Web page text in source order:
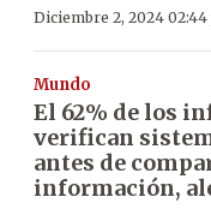
Diciembre 2, 2024 02:44
Mundo
El 62% de los
verifican
antes de
información,